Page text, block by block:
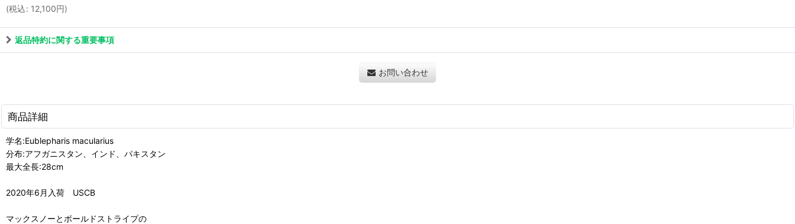
(税込: 12,100円)
返品特約に関する重要事項
お問い合わせ
商品詳細
学名:Eublepharis macularius
分布:アフガニスタン、インド、パキスタン
最大全長:28cm
2020年6月入荷 USCB
マックスノーとボールドストライプの